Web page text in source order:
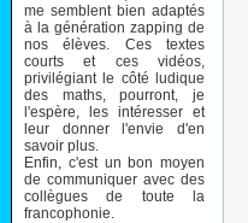
me semblent bien adaptés
à la génération zapping de
nos élèves. Ces textes
courts et ces vidéos,
privilégiant le côté ludique
des maths, pourront, je
l'espère, les intéresser et
leur donner l'envie d'en
savoir plus.
Enfin, c'est un bon moyen
de communiquer avec des
collègues de toute la
francophonie.